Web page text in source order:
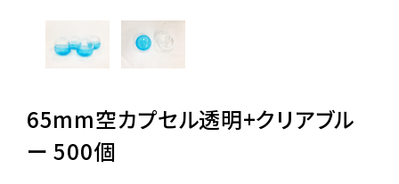
景品・玩具・文具
65mm空カプセル透明+クリアブル
ー 500個